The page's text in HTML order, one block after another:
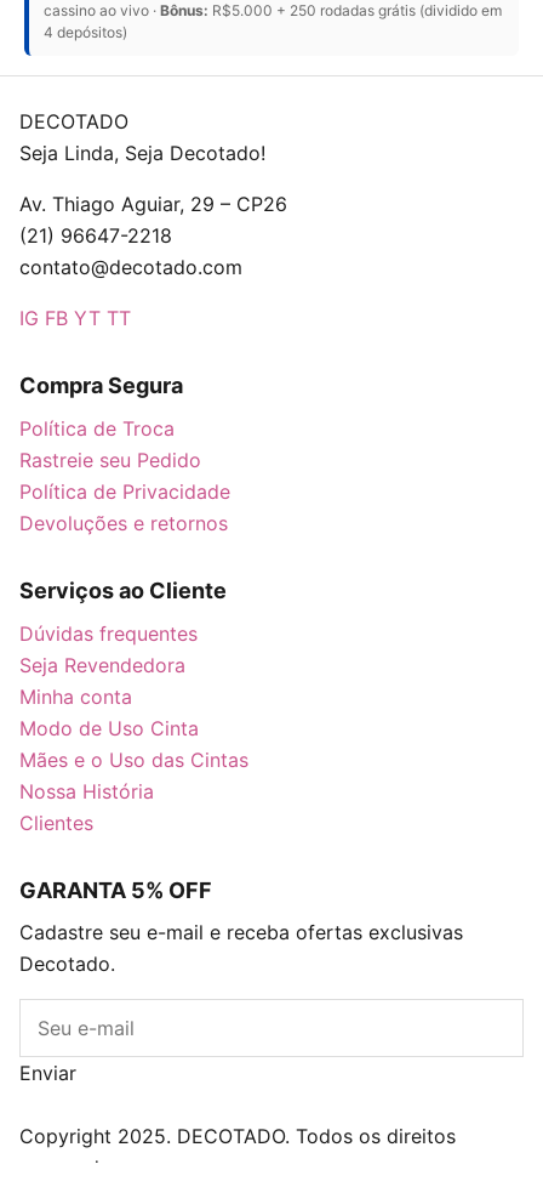
cassino ao vivo · Bônus: R$5.000 + 250 rodadas grátis (dividido em
4 depósitos)
DECOTADO
Seja Linda, Seja Decotado!
Av. Thiago Aguiar, 29 – CP26
(21) 96647-2218
contato@decotado.com
IG FB YT TT
Compra Segura
Política de Troca
Rastreie seu Pedido
Política de Privacidade
Devoluções e retornos
Serviços ao Cliente
Dúvidas frequentes
Seja Revendedora
Minha conta
Modo de Uso Cinta
Mães e o Uso das Cintas
Nossa História
Clientes
GARANTA 5% OFF
Cadastre seu e-mail e receba ofertas exclusivas
Decotado.
Enviar
Copyright 2025. DECOTADO. Todos os direitos
reservados.